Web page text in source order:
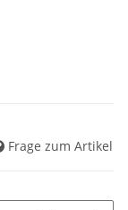
Frage zum Artikel